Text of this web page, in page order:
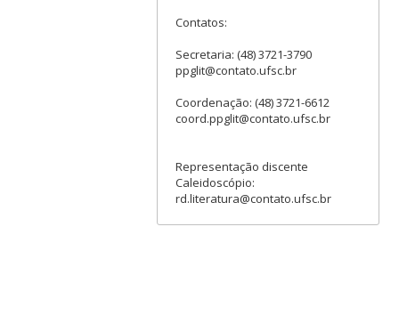
Contatos:
Secretaria: (48) 3721-3790
ppglit@contato.ufsc.br
Coordenação: (48) 3721-6612
coord.ppglit@contato.ufsc.br
Representação discente
Caleidoscópio:
rd.literatura@contato.ufsc.br